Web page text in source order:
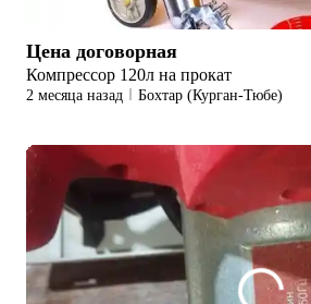
Цена договорная
Компрессор 120л на прокат
2 месяца назад Бохтар (Курган-Тюбе)